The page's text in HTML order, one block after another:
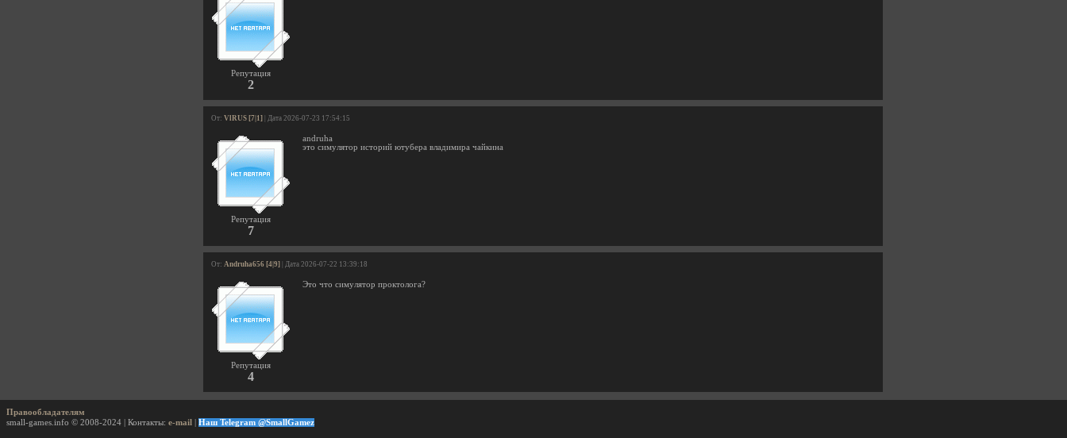
Репутация
2
От: VlRUS [7|1] | Дата 2026-07-23 17:54:15
Репутация
7
andruha
это симулятор историй ютубера владимира чайкина
От: Andruha656 [4|9] | Дата 2026-07-22 13:39:18
Репутация
4
Это что симулятор проктолога?
Правообладателям
small-games.info © 2008-2024 | Контакты: e-mail Наш Telegram @SmallGamez